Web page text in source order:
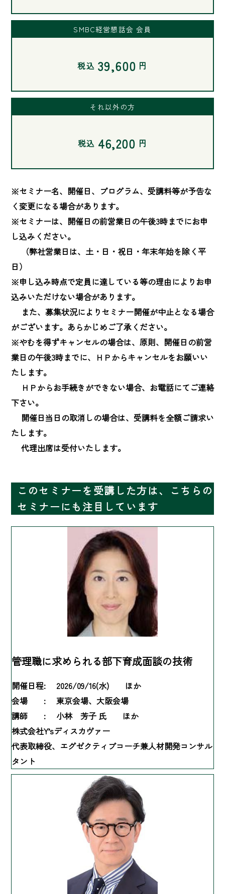
SMBC経営懇話会 会員
税込 39,600 円
それ以外の方
税込 46,200 円
※セミナー名、開催日、プログラム、受講料等が予告な
く変更になる場合があります。
※セミナーは、開催日の前営業日の午後3時までにお申
し込みください。
（弊社営業日は、土・日・祝日・年末年始を除く平
日）
※申し込み時点で定員に達している等の理由によりお申
込みいただけない場合があります。
また、募集状況によりセミナー開催が中止となる場合
がございます。あらかじめご了承ください。
※やむを得ずキャンセルの場合は、原則、開催日の前営
業日の午後3時までに、ＨＰからキャンセルをお願いい
たします。
ＨＰからお手続きができない場合、お電話にてご連絡
下さい。
開催日当日の取消しの場合は、受講料を全額ご請求い
たします。
代理出席は受付いたします。
このセミナーを受講した方は、こちらの
セミナーにも注目しています
管理職に求められる部下育成面談の技術
開催日程:
2026/09/16(水) ほか
会場 :
東京会場、大阪会場
講師 :
小林 芳子 氏 ほか
株式会社Y’sディスカヴァー
代表取締役、エグゼクティブコーチ兼人材開発コンサル
タント